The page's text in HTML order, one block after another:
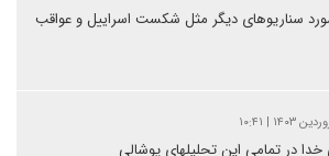
سناریوهای دیگر مثل شکست اسراییل و عواقب
در تمامی این تحلیلهای پوشالی